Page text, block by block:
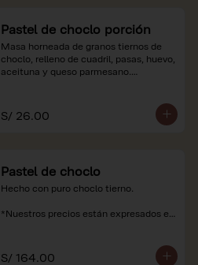
Pastel de choclo porción
Masa horneada de granos tiernos de
choclo, relleno de cuadril, pasas, huevo,
aceituna y queso parmesano.
soles e incluyen impuestos de ley y
recargo al consumo.
S/ 26.00
Pastel de choclo
Hecho con puro choclo tierno.
*Nuestros precios están expresados en
S/ 164.00